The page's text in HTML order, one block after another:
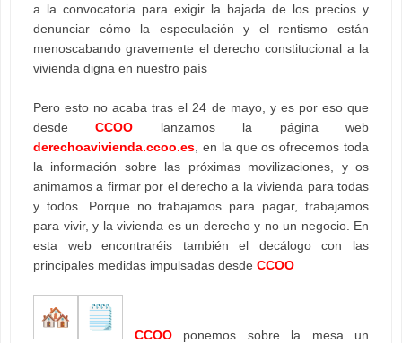
a la convocatoria para exigir la bajada de los precios y
denunciar cómo la especulación y el rentismo están
menoscabando gravemente el derecho constitucional a la
vivienda digna en nuestro país
Pero esto no acaba tras el 24 de mayo, y es por eso que
desdeCCOO lanzamos la página web
derechoavivienda.ccoo.es , en la que os ofrecemos toda
la información sobre las próximas movilizaciones, y os
animamos a firmar por el derecho a la vivienda para todas
y todos. Porque no trabajamos para pagar, trabajamos
para vivir, y la vivienda es un derecho y no un negocio. En
esta web encontraréis también el decálogo con las
principales medidas impulsadas desde CCOO
CCOOponemos sobre la mesa un